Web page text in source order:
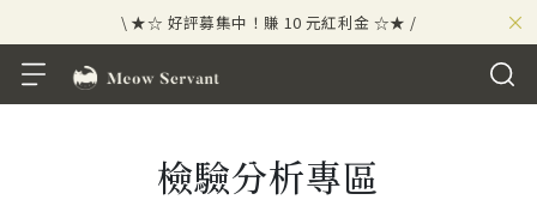
×
\ ★☆ 好評募集中！賺 10 元紅利金 ☆★ /
⟡⣠𝘄𝗲𝗹𝗰𝗼𝗺𝗲 ⁘ 新會員贈 50 元紅利金
\ ★☆ 好評募集中！賺 10 元紅利金 ☆★ /
檢驗分析專區